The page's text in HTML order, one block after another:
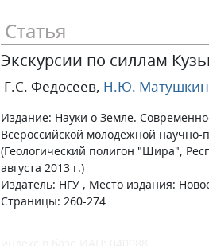
Статья
Экскурсии по силлам
Г.С. Федосеев, Н.Ю. Матушкин
Издание: Науки о Земле.
Всероссийской молодежной
(Геологический полигон "Шира",
августа 2013 г.)
Издатель: НГУ , Место издания:
Страницы: 260-274